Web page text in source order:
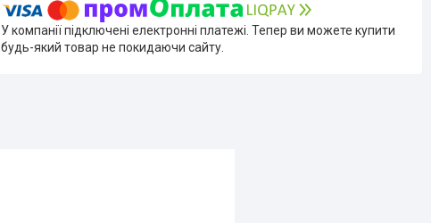
У компанії підключені електронні платежі. Тепер ви можете купити
будь-який товар не покидаючи сайту.